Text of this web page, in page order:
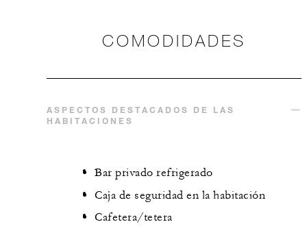
COMODIDADES
ASPECTOS DESTACADOS DE LAS
HABITACIONES
Bar privado refrigerado
Caja de seguridad en la habitación
Cafetera/tetera